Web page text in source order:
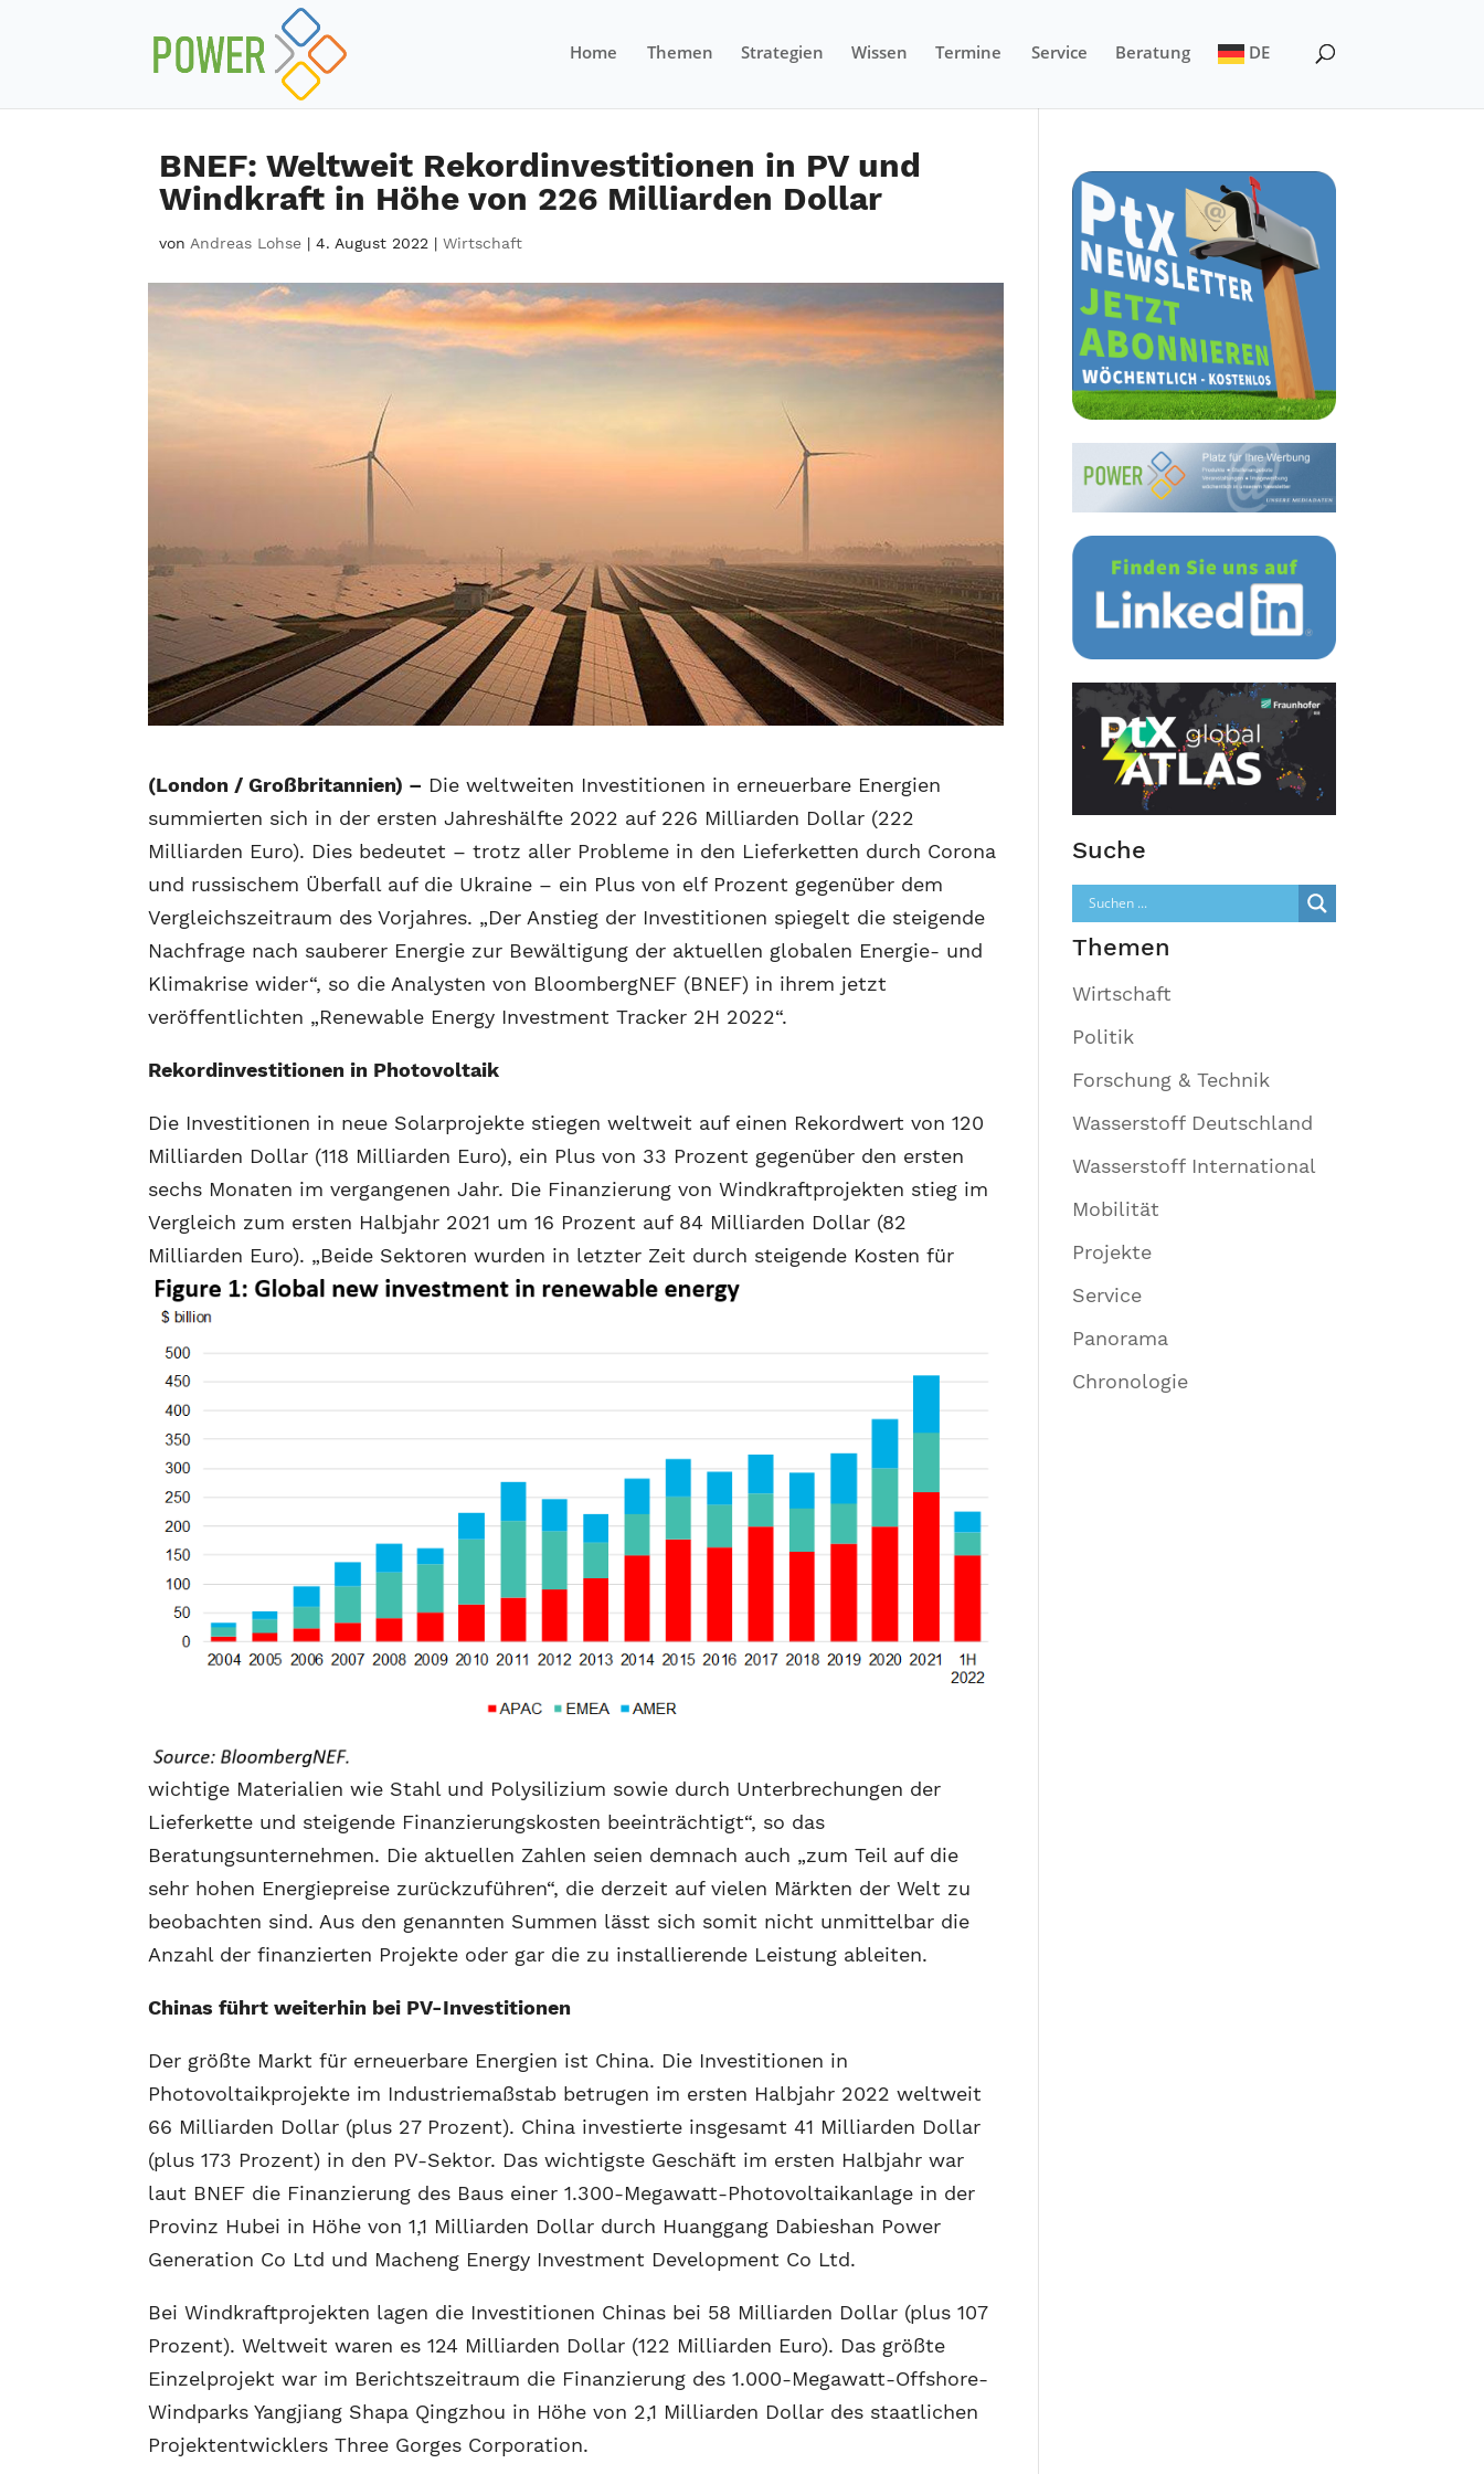
Home Themen Strategien Wissen Termine Service Beratung DE
BNEF: Weltweit Rekordinvestitionen in PV und
Windkraft in Höhe von 226 Milliarden Dollar
von Andreas Lohse |4. August 2022 |Wirtschaft
(London / Großbritannien) – Die weltweiten Investitionen in erneuerbare Energien
summierten sich in der ersten Jahreshälfte 2022 auf 226 Milliarden Dollar (222
Milliarden Euro). Dies bedeutet – trotz aller Probleme in den Lieferketten durch Corona
und russischem Überfall auf die Ukraine – ein Plus von elf Prozent gegenüber dem
Vergleichszeitraum des Vorjahres. „Der Anstieg der Investitionen spiegelt die steigende
Nachfrage nach sauberer Energie zur Bewältigung der aktuellen globalen Energie- und
Klimakrise wider“, so die Analysten von BloombergNEF (BNEF) in ihrem jetzt
veröffentlichten „Renewable Energy Investment Tracker 2H 2022“.
Rekordinvestitionen in Photovoltaik
Die Investitionen in neue Solarprojekte stiegen weltweit auf einen Rekordwert von 120
Milliarden Dollar (118 Milliarden Euro), ein Plus von 33 Prozent gegenüber den ersten
sechs Monaten im vergangenen Jahr. Die Finanzierung von Windkraftprojekten stieg im
Vergleich zum ersten Halbjahr 2021 um 16 Prozent auf 84 Milliarden Dollar (82
Milliarden Euro). „Beide Sektoren wurden in letzter Zeit durch steigende Kosten für
wichtige Materialien wie Stahl und Polysilizium sowie durch Unterbrechungen der
Lieferkette und steigende Finanzierungskosten beeinträchtigt“, so das
Beratungsunternehmen. Die aktuellen Zahlen seien demnach auch „zum Teil auf die
sehr hohen Energiepreise zurückzuführen“, die derzeit auf vielen Märkten der Welt zu
beobachten sind. Aus den genannten Summen lässt sich somit nicht unmittelbar die
Anzahl der finanzierten Projekte oder gar die zu installierende Leistung ableiten.
Chinas führt weiterhin bei PV-Investitionen
Der größte Markt für erneuerbare Energien ist China. Die Investitionen in
Photovoltaikprojekte im Industriemaßstab betrugen im ersten Halbjahr 2022 weltweit
66 Milliarden Dollar (plus 27 Prozent). China investierte insgesamt 41 Milliarden Dollar
(plus 173 Prozent) in den PV-Sektor. Das wichtigste Geschäft im ersten Halbjahr war
laut BNEF die Finanzierung des Baus einer 1.300-Megawatt-Photovoltaikanlage in der
Provinz Hubei in Höhe von 1,1 Milliarden Dollar durch Huanggang Dabieshan Power
Generation Co Ltd und Macheng Energy Investment Development Co Ltd.
Bei Windkraftprojekten lagen die Investitionen Chinas bei 58 Milliarden Dollar (plus 107
Prozent). Weltweit waren es 124 Milliarden Dollar (122 Milliarden Euro). Das größte
Einzelprojekt war im Berichtszeitraum die Finanzierung des 1.000-Megawatt-Offshore-
Windparks Yangjiang Shapa Qingzhou in Höhe von 2,1 Milliarden Dollar des staatlichen
Projektentwicklers Three Gorges Corporation.
Suche
Themen
Wirtschaft
Politik
Forschung & Technik
Wasserstoff Deutschland
Wasserstoff International
Mobilität
Projekte
Service
Panorama
Chronologie